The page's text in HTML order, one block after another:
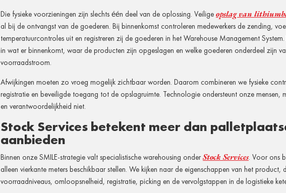
Die fysieke voorzieningen zijn slechts één deel van de oplossing. Veilige opslag van
al bij de ontvangst van de goederen. Bij binnenkomst controleren medewerkers de zending,
temperatuurcontroles uit en registreren zij de goederen in het Warehouse Management
in wat er binnenkomt, waar de producten zijn opgeslagen en welke goederen onderdeel zijn
voorraadstroom.
Afwijkingen moeten zo vroeg mogelijk zichtbaar worden. Daarom combineren we fysieke
registratie en beveiligde toegang tot de opslagruimte. Technologie ondersteunt onze mensen,
en verantwoordelijkheid niet.
Stock Services betekent meer dan
aanbieden
Binnen onze SMILE-strategie valt specialistische warehousing onderStock Services. Voor ons
alleen vierkante meters beschikbaar stellen. We kijken naar de eigenschappen van het product,
voorraadniveaus, omloopsnelheid, registratie, picking en de vervolgstappen in de logistieke